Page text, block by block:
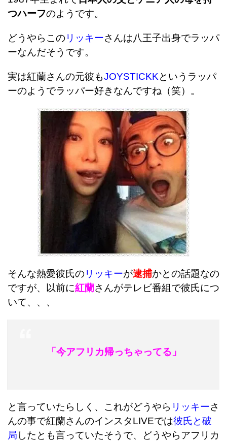
つハーフのようです。
どうやらこのリッキーさんは八王子出身でラッパ
ーなんだそうです。
実は紅蘭さんの元彼もJOYSTICKKというラッパ
ーのようでラッパー好きなんですね（笑）。
そんな熱愛彼氏のリッキーが逮捕かとの話題なの
ですが、以前に紅蘭さんがテレビ番組で彼氏につ
いて、、、
「今アフリカ帰っちゃってる」
と言っていたらしく、これがどうやら リッキーさ
んの事で紅蘭さんのインスタLIVEでは彼氏と破
局 したとも言っていたそうで、どうやらアフリカ